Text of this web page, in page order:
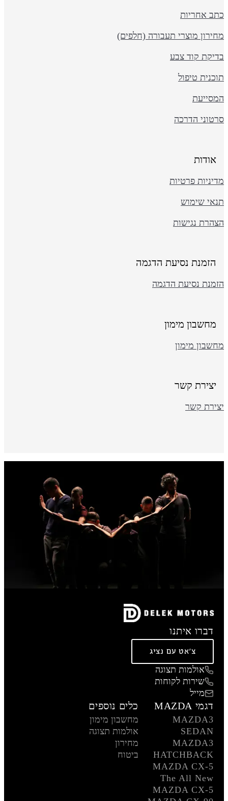
אחריות
מוצרי תעבורה (חלפים)
קוד צבע
טיפול
הדרכה
אודות
פרטיות
שימוש
נגישות
הזמנת נסיעת הדגמה
נסיעת הדגמה
מחשבון מימון
מימון
יצירת קשר
קשר
דברו איתנו
צ'אט עם נציג
אולמות תצוגה
שירות לקוחות
מייל
דגמי MAZDA
MAZDA3
SEDAN
MAZDA3
HATCHBACK
MAZDA CX-5
The All New
MAZDA CX-5
כלים נוספים
מחשבון מימון
אולמות תצוגה
מחירון
ביטוח